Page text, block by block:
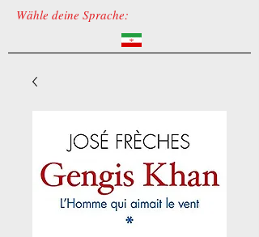
Wähle deine Sprache: